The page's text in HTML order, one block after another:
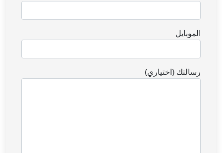
الموبايل
رسالتك (اختياري)